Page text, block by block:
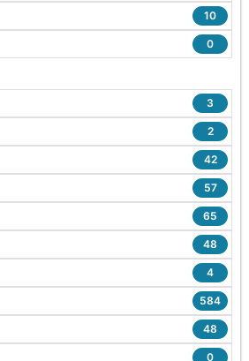
10
0
3
2
42
57
65
48
4
584
48
0